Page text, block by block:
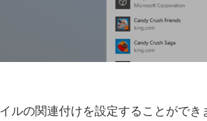
ルの関連付けを設定することができ